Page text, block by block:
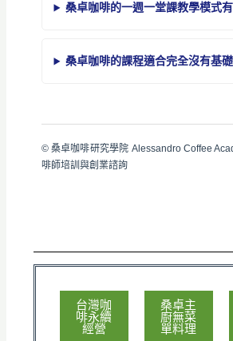
桑卓咖啡的一週一堂課教學模式
桑卓咖啡的課程適合完全沒有基
© 桑卓咖啡研究學院 Alessandro Coffee
啡師培訓與創業諮詢
台灣咖
啡永續
經營
桑卓主
廚無菜
單料理